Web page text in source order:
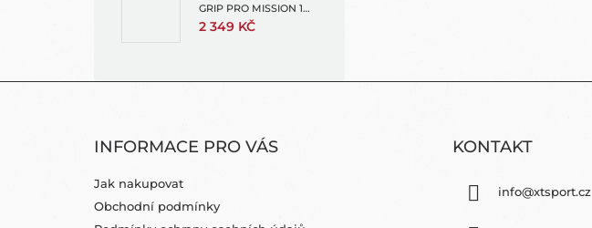
GRIP PRO MISSION 1
(POINT AND SHOOT
2 349 KČ
INFORMACE PRO VÁS
Jak nakupovat
Obchodní podmínky
KONTAKT
info@xtsport.cz